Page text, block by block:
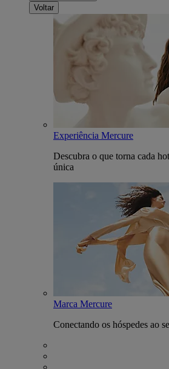
Voltar
Experiência Mercure
Descubra o que torna cada
única
Marca Mercure
Conectando os hóspedes ao